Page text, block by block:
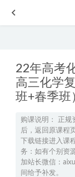
22年高考
高三化学
班+春季班
购课说明： 正规
后，返回原课程
下载链接进入课
务：如有个别资
加站长微信：
间给予补发。
2024高考密卷
2025年高三语
乘风高中语文
2024郑梦瑶高